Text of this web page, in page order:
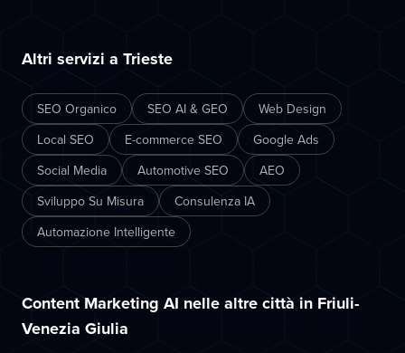
Altri servizi a Trieste
SEO Organico SEO AI & GEO
Web Design
Local SEO
E-commerce SEO
Google Ads
Social Media
Automotive SEO
AEO
Sviluppo Su Misura
Consulenza IA
Automazione Intelligente
Content Marketing AI nelle altre città in Friuli-
Venezia Giulia